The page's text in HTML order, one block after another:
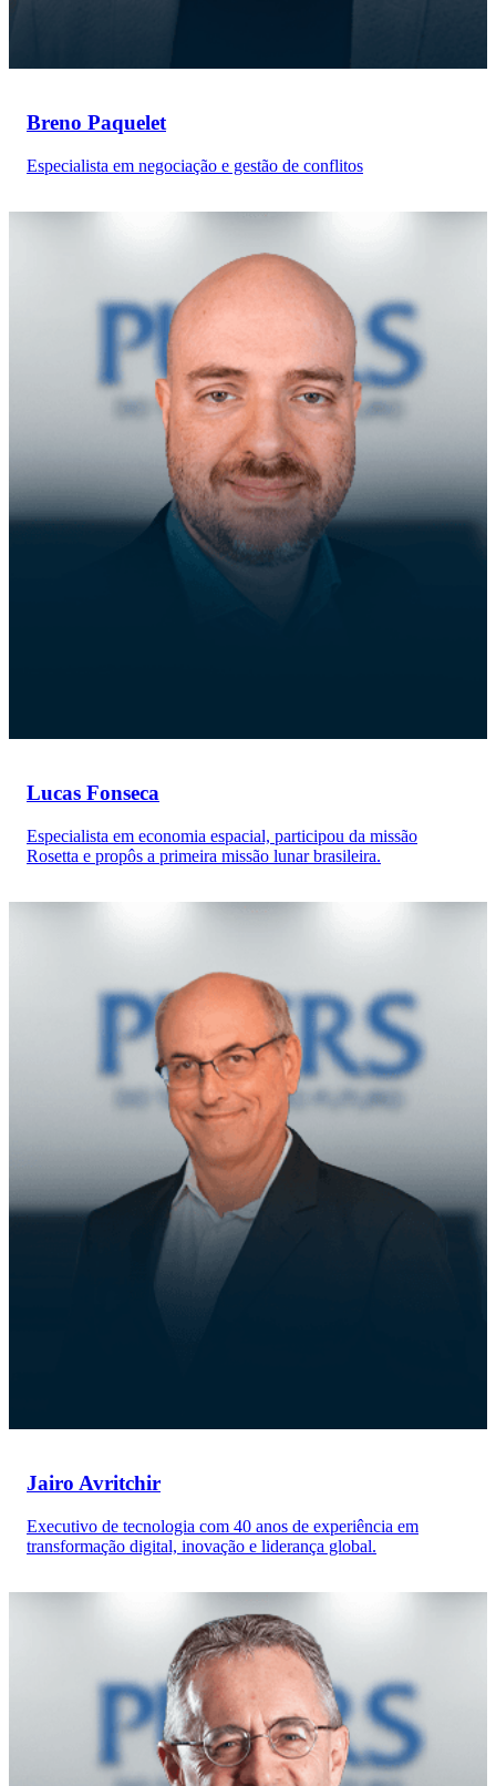
Breno Paquelet
Especialista em negociação e gestão de conflitos
Lucas Fonseca
Especialista em economia espacial, participou da missão
Rosetta e propôs a primeira missão lunar brasileira.
Jairo Avritchir
Executivo de tecnologia com 40 anos de experiência em
transformação digital, inovação e liderança global.